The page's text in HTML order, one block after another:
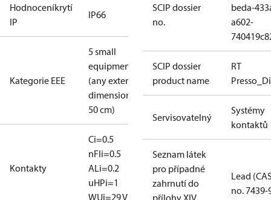
Hodnoceníkrytí
IP
IP66
Kategorie EEE
5 small
equipment
(any external
dimension <
50 cm)
Kontakty
Ci=0.5
nFIi=0.5
ALi=0.2
uHPi=1
WUi=29 V
SCIP dossier
no.
beda-
a602-
SCIP dossier
product name
RT
Servisovatelný
Systémy
kontaktů
Seznam látek
pro případné
zahrnutí do
přílohy XIV
Lead
no. 7439-